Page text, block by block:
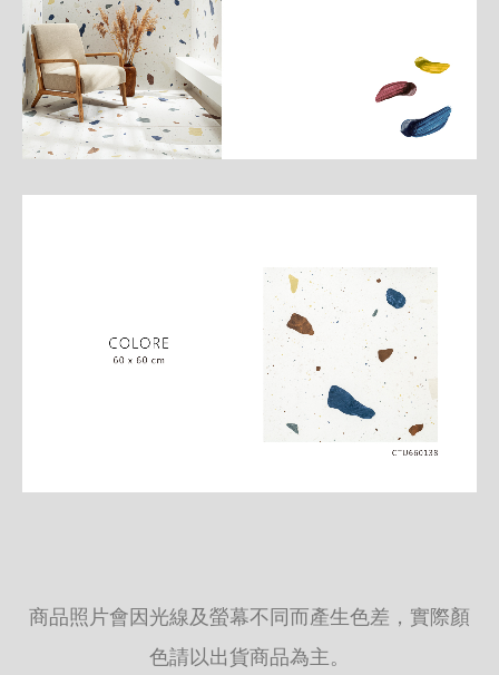
商品照片會因光線及螢幕不同而產生色差，實際顏
色請以出貨商品為主。